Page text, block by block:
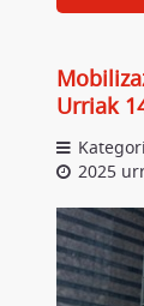
Urriak
2025